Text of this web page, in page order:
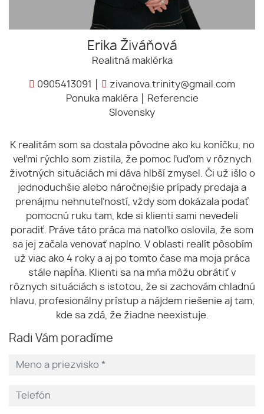
Erika Živáňová
Realitná maklérka
0905413091
zivanova.trinity@gmail.com
Ponuka makléra
Referencie
Slovensky
K realitám som sa dostala pôvodne ako ku koníčku, no
veľmi rýchlo som zistila, že pomoc ľuďom v rôznych
životných situáciách mi dáva hlbší zmysel. Či už išlo o
jednoduchšie alebo náročnejšie prípady predaja a
prenájmu nehnuteľností, vždy som dokázala podať
pomocnú ruku tam, kde si klienti sami nevedeli
poradiť. Práve táto práca ma natoľko oslovila, že som
sa jej začala venovať naplno. V oblasti realít pôsobím
už viac ako 4 roky a aj po tomto čase ma moja práca
stále napĺňa. Klienti sa na mňa môžu obrátiť v
rôznych situáciách s istotou, že si zachovám chladnú
hlavu, profesionálny prístup a nájdem riešenie aj tam,
kde sa zdá, že žiadne neexistuje.
Radi Vám poradíme